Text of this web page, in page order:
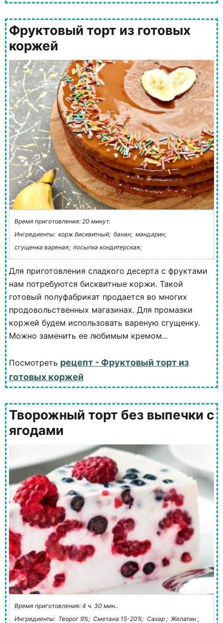
Фруктовый торт из готовых
коржей
Время приготовления: 20 минут.
Ингредиенты: корж бисквитный; банан; мандарин;
сгущенка вареная; посыпка кондитерская;
Для приготовления сладкого десерта с фруктами
нам потребуются бисквитные коржи. Такой
готовый полуфабрикат продается во многих
продовольственных магазинах. Для промазки
коржей будем использовать вареную сгущенку.
Можно заменить ее любимым кремом...
Посмотреть рецепт - Фруктовый торт из
готовых коржей
Творожный торт без выпечки с
ягодами
Время приготовления: 4 ч. 30 мин..
Ингредиенты: Творог 9%; Сметана 15-20%; Сахар ; Желатин ;